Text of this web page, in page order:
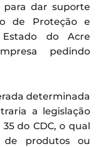
para dar suporte
de Proteção e
do Acre
pedindo
determinada
a legislação
do CDC, o qual
produtos ou